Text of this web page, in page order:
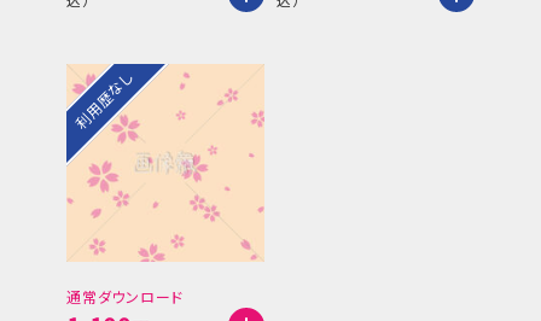
利用歴なし
通常ダウンロード